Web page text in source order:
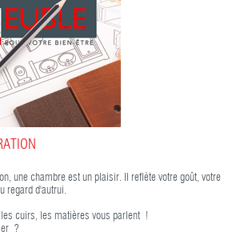
une chambre est un plaisir. Il reflète votre goût, votre
regard d'autrui.
cuirs, les matières vous parlent !
?